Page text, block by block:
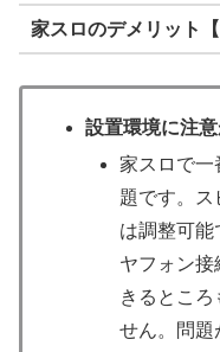
家スロのデメリット【
設置環境に注
家スロで一
題です。ス
は調整可能
ヤフォン
きるところ
せん。問題